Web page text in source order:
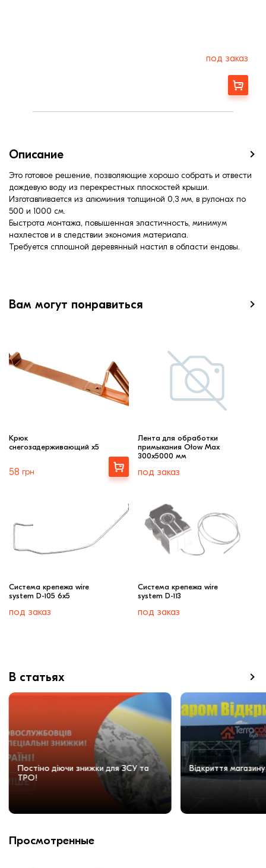
под заказ
Заказать
Описание
Это готовое решение, позволяющие хорошо собрать и отвести
дождевую воду из перекрестных плоскостей крыши.
Изготавливается из алюминия толщиной 0,3 мм, в рулонах по
500 и 1000 см.
Быстрота монтажа, повышенная эластичность, минимум
нахлестов и в следствии экономия материала.
Требуется сплошной деревянный настил в области ендовы.
Вам могут понравиться
Крюк
снегозадерживающий x5
58 грн
Выбрать
Лента для обработки
примыкания Ołow Max
300х5000 мм
под заказ
Cистема крепежа wire
system D-105 6х5
под заказ
Cистема крепежа wire
system D-113
под заказ
В статьях
Постіно діючи знижки для ЗСУ та
ТРО!
Відкриття магазину
Просмотренные